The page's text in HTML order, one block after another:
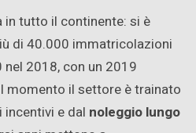
in tutto il continente: si è
di 40.000 immatricolazioni
2018, con un 2019
momento il settore è trainato
e dal noleggio lungo